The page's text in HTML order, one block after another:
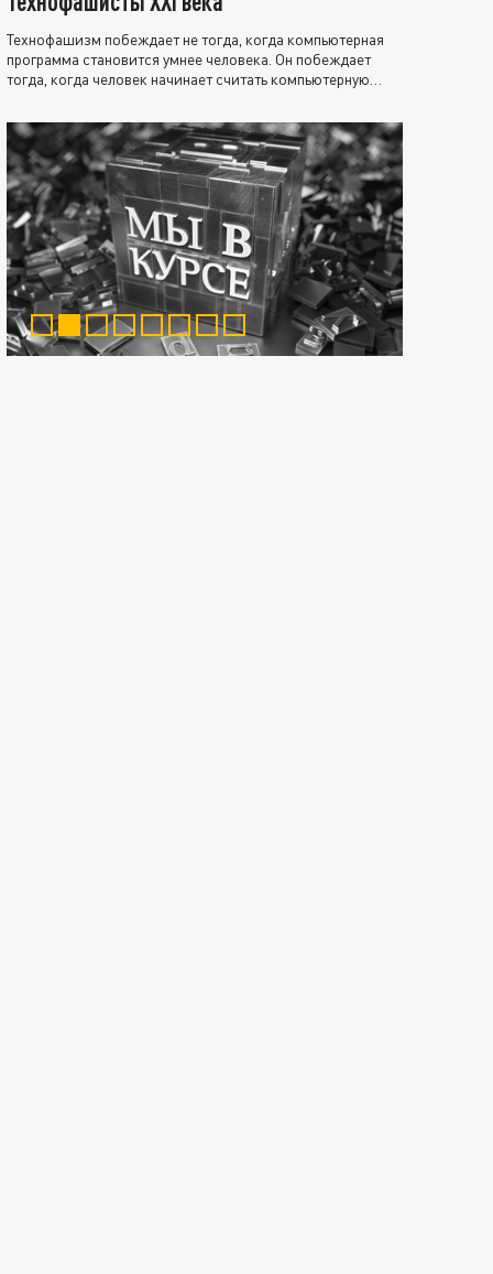
Технофашизм побеждает не тогда, когда компьютерная
программа становится умнее человека. Он побеждает
тогда, когда человек начинает считать компьютерную